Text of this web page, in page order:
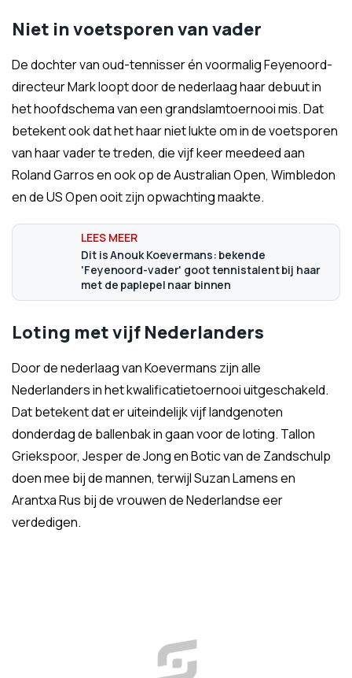
Niet in voetsporen van vader
De dochter van oud-tennisser én voormalig Feyenoord-
directeur Mark loopt door de nederlaag haar debuut in
het hoofdschema van een grandslamtoernooi mis. Dat
betekent ook dat het haar niet lukte om in de voetsporen
van haar vader te treden, die vijf keer meedeed aan
Roland Garros en ook op de Australian Open, Wimbledon
en de US Open ooit zijn opwachting maakte.
Dit is Anouk Koevermans: bekende
'Feyenoord-vader' goot tennistalent bij haar
met de paplepel naar binnen
Loting met vijf Nederlanders
Door de nederlaag van Koevermans zijn alle
Nederlanders in het kwalificatietoernooi uitgeschakeld.
Dat betekent dat er uiteindelijk vijf landgenoten
donderdag de ballenbak in gaan voor de loting. Tallon
Griekspoor, Jesper de Jong en Botic van de Zandschulp
doen mee bij de mannen, terwijl Suzan Lamens en
Arantxa Rus bij de vrouwen de Nederlandse eer
verdedigen.